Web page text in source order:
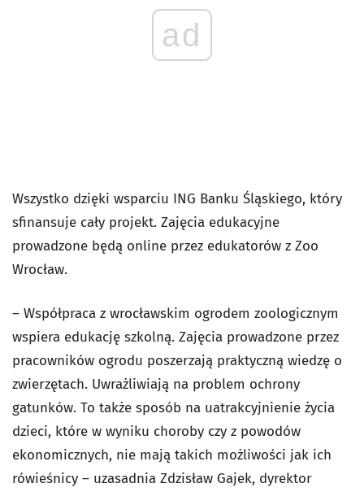
ad
Wszystko dzięki wsparciu ING Banku Śląskiego, który
sfinansuje cały projekt. Zajęcia edukacyjne
prowadzone będą online przez edukatorów z Zoo
Wrocław.
– Współpraca z wrocławskim ogrodem zoologicznym
wspiera edukację szkolną. Zajęcia prowadzone przez
pracowników ogrodu poszerzają praktyczną wiedzę o
zwierzętach. Uwrażliwiają na problem ochrony
gatunków. To także sposób na uatrakcyjnienie życia
dzieci, które w wyniku choroby czy z powodów
ekonomicznych, nie mają takich możliwości jak ich
rówieśnicy – uzasadnia Zdzisław Gajek, dyrektor